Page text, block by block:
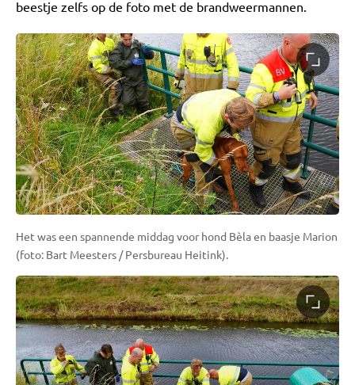
beestje zelfs op de foto met de brandweermannen.
Het was een spannende middag voor hond Bèla en baasje Marion
(foto: Bart Meesters / Persbureau Heitink).